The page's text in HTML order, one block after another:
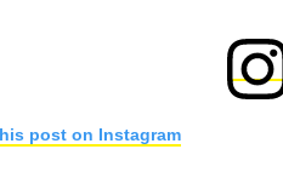
post on Instagram